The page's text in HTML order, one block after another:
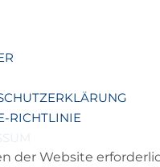
RICHTLINIE
der Website